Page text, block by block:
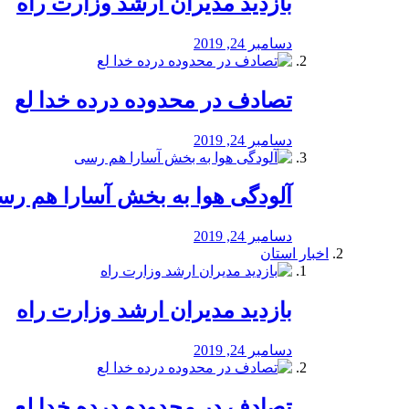
دسامبر 24, 2019
تصادف در محدوده درده خدا لع
دسامبر 24, 2019
آلودگی هوا به بخش آسارا هم
دسامبر 24, 2019
اخبار استان
بازدید مدیران ارشد وزارت راه
دسامبر 24, 2019